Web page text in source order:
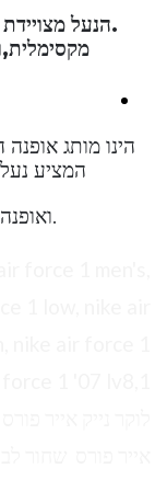
.הנעל
הינו מותג
המציע